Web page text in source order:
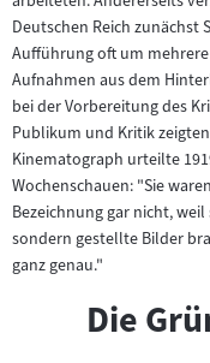
Deutschen Reich zunächst
Aufführung oft um
Aufnahmen aus dem
bei der Vorbereitung des
Publikum und Kritik
Kinematograph urteilte
Wochenschauen: "Sie
Bezeichnung gar nicht,
sondern gestellte Bilder
ganz genau."
Die